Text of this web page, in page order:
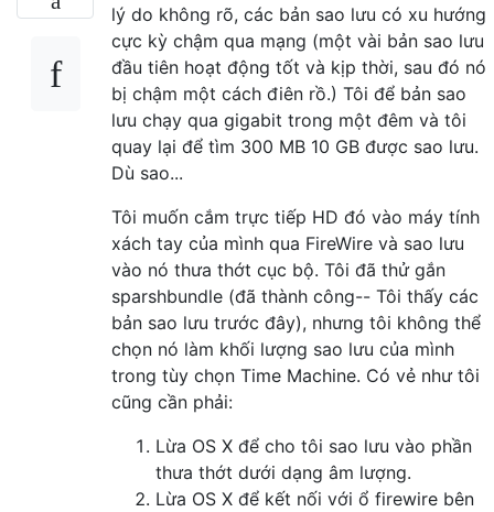
lý do không rõ, các bản sao lưu có xu hướng
cực kỳ chậm qua mạng (một vài bản sao lưu
đầu tiên hoạt động tốt và kịp thời, sau đó nó
bị chậm một cách điên rồ.) Tôi để bản sao
lưu chạy qua gigabit trong một đêm và tôi
quay lại để tìm 300 MB 10 GB được sao lưu.
Dù sao...
Tôi muốn cắm trực tiếp HD đó vào máy tính
xách tay của mình qua FireWire và sao lưu
vào nó thưa thớt cục bộ. Tôi đã thử gắn
sparshbundle (đã thành công-- Tôi thấy các
bản sao lưu trước đây), nhưng tôi không thể
chọn nó làm khối lượng sao lưu của mình
trong tùy chọn Time Machine. Có vẻ như tôi
cũng cần phải:
Lừa OS X để cho tôi sao lưu vào phần
thưa thớt dưới dạng âm lượng.
Lừa OS X để kết nối với ổ firewire bên